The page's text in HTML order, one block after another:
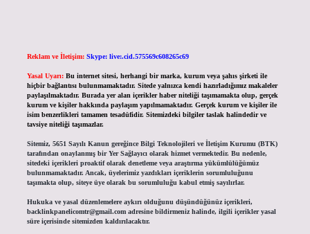
Reklam ve İletişim: Skype: live:.cid.575569c608265c69
Yasal Uyarı: Bu internet sitesi, herhangi bir marka, kurum veya şahıs şirketi ile
hiçbir bağlantısı bulunmamaktadır. Sitede yalnızca kendi hazırladığımız makaleler
paylaşılmaktadır. Burada yer alan içerikler haber niteliği taşımamakta olup, gerçek
kurum ve kişiler hakkında paylaşım yapılmamaktadır. Gerçek kurum ve kişiler ile
isim benzerlikleri tamamen tesadüfidir. Sitemizdeki bilgiler taslak halindedir ve
tavsiye niteliği taşımazlar.
Sitemiz, 5651 Sayılı Kanun gereğince Bilgi Teknolojileri ve İletişim Kurumu (BTK)
tarafından onaylanmış bir Yer Sağlayıcı olarak hizmet vermektedir. Bu nedenle,
sitedeki içerikleri proaktif olarak denetleme veya araştırma yükümlülüğümüz
bulunmamaktadır. Ancak, üyelerimiz yazdıkları içeriklerin sorumluluğunu
taşımakta olup, siteye üye olarak bu sorumluluğu kabul etmiş sayılırlar.
Hukuka ve yasal düzenlemelere aykırı olduğunu düşündüğünüz içerikleri,
backlinkpanelicomtr@gmail.comadresine bildirmeniz halinde, ilgili içerikler yasal
süre içerisinde sitemizden kaldırılacaktır.